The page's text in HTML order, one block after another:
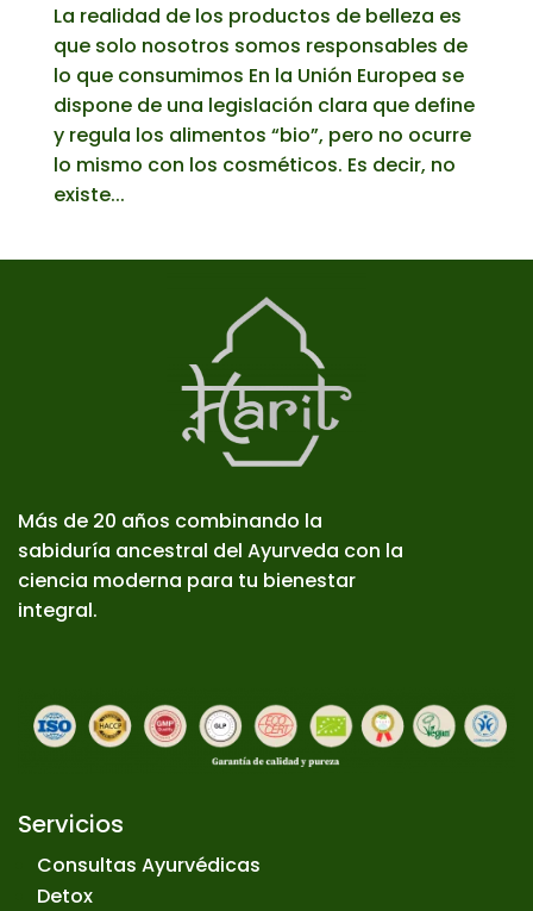
La realidad de los productos de belleza es
que solo nosotros somos responsables de
lo que consumimos En la Unión Europea se
dispone de una legislación clara que define
y regula los alimentos “bio”, pero no ocurre
lo mismo con los cosméticos. Es decir, no
existe...
Más de 20 años combinando la
sabiduría ancestral del Ayurveda con la
ciencia moderna para tu bienestar
integral.
Servicios
Consultas Ayurvédicas
Detox